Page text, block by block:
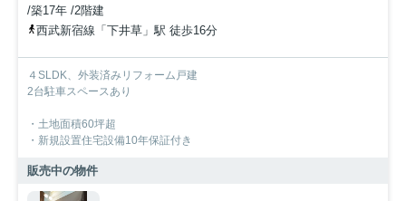
/築17年 /2階建
西武新宿線「下井草」駅 徒歩16分
４SLDK、外装済みリフォーム戸建
2台駐車スペースあり
・土地面積60坪超
・新規設置住宅設備10年保証付き
販売中の物件